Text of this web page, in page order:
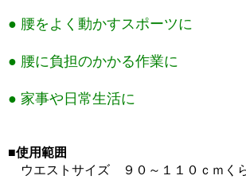
● 腰をよく動かすスポーツに
● 腰に負担のかかる作業に
● 家事や日常生活に
■使用範囲
ウエストサイズ ９０～１１０ｃｍく